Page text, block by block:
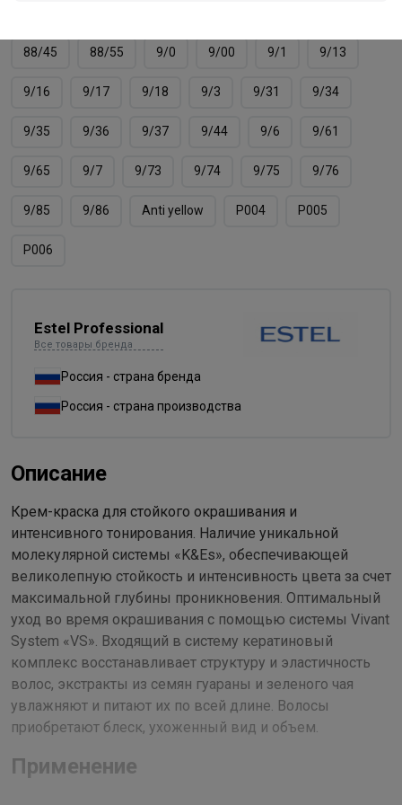
88/45 88/55 9/0 9/00 9/1 9/13
9/16 9/17 9/18 9/3 9/31 9/34
9/35 9/36 9/37 9/44 9/6 9/61
9/65 9/7 9/73 9/74 9/75 9/76
9/85 9/86 Аnti yellow Р004 Р005
Р006
Estel Professional
Все товары бренда
Россия - страна бренда
Россия - страна производства
Описание
Крем-краска для стойкого окрашивания и
интенсивного тонирования. Наличие уникальной
молекулярной системы «K&Es», обеспечивающей
великолепную стойкость и интенсивность цвета за счет
максимальной глубины проникновения. Оптимальный
уход во время окрашивания с помощью системы Vivant
System «VS». Входящий в систему кератиновый
комплекс восстанавливает структуру и эластичность
волос, экстракты из семян гуараны и зеленого чая
увлажняют и питают их по всей длине. Волосы
приобретают блеск, ухоженный вид и объем.
Применение